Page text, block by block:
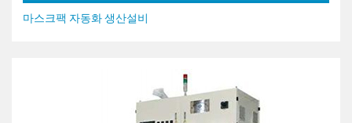
마스크팩 자동화 생산설비